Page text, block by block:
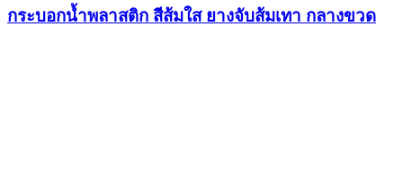
กระบอกน้ำพลาสติก สีส้มใส ยางจับส้มเทา กลางขวด